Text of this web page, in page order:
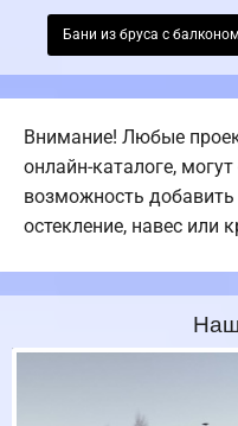
Бани из бруса с балконом
Внимание! Любые
онлайн-каталоге,
возможность добавить
остекление, навес или